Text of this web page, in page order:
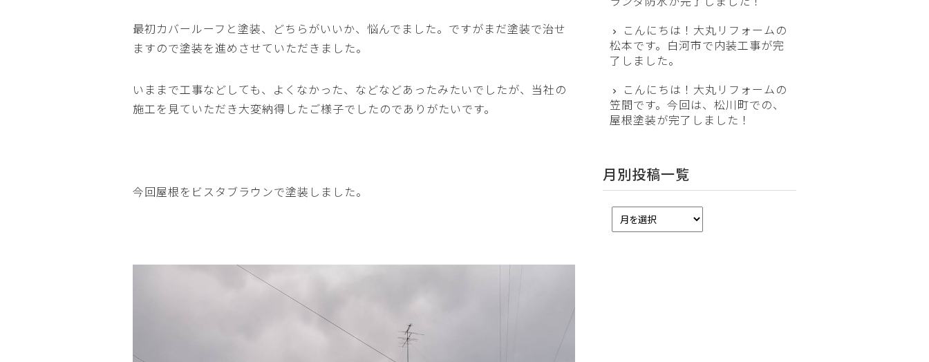
最初カバールーフと塗装、どちらがいいか、悩んでました。ですがまだ塗装で治せ
ますので塗装を進めさせていただきました。
いままで工事などしても、よくなかった、などなどあったみたいでしたが、当社の
施工を見ていただき大変納得したご様子でしたのでありがたいです。
今回屋根をビスタブラウンで塗装しました。
こんにちは！大丸リフォームの
松本です。白河市で内装工事が完
了しました。
こんにちは！大丸リフォームの
笠間です。今回は、松川町での、
屋根塗装が完了しました！
月別投稿一覧